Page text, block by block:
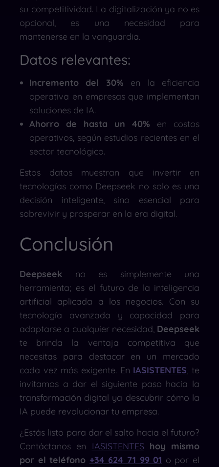
su competitividad. La digitalización ya no es
opcional, es una necesidad para
mantenerse en la vanguardia.
Datos relevantes:
Incremento del 30% en la eficiencia
operativa en empresas que implementan
soluciones de IA.
Ahorro de hasta un 40% en costos
operativos, según estudios recientes en el
sector tecnológico.
Estos datos muestran que invertir en
tecnologías como Deepseek no solo es una
decisión inteligente, sino esencial para
sobrevivir y prosperar en la era digital.
Conclusión
Deepseek no es simplemente una
herramienta; es el futuro de la inteligencia
artificial aplicada a los negocios. Con su
tecnología avanzada y capacidad para
adaptarse a cualquier necesidad, Deepseek
te brinda la ventaja competitiva que
necesitas para destacar en un mercado
cada vez más exigente. En IASISTENTES , te
invitamos a dar el siguiente paso hacia la
transformación digital ya descubrir cómo la
IA puede revolucionar tu empresa.
¿Estás listo para dar el salto hacia el futuro?
Contáctanos en IASISTENTES hoy mismo
por el teléfono +34 624 71 99 01 o por el